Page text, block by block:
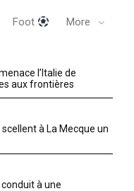
Foot More
l’Italie de
aux frontières
à La Mecque un
à une